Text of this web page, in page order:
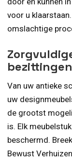
voor u
omslachtige
bezittingen
Van uw antieke
uw
de grootst
is. Elk
beschermd.
Bewust